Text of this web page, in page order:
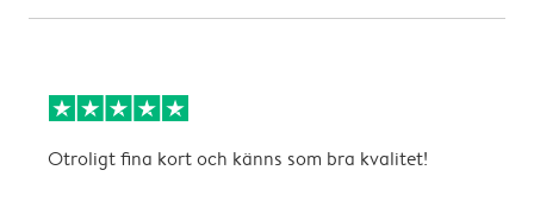
Otroligt fina kort och känns som bra kvalitet!